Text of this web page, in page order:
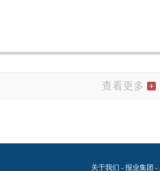
查看更多
关于我们 - 报业集团 -